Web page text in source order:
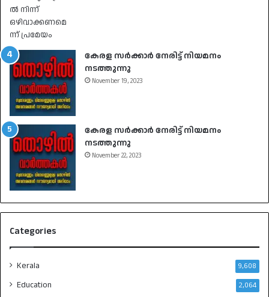
കേരള സർക്കാർ നേരിട്ട് നിയമനം
നടത്തുന്നു
November 19, 2023
കേരള സർക്കാർ നേരിട്ട് നിയമനം
നടത്തുന്നു
November 22, 2023
Categories
Kerala 9,608
Education 2,064